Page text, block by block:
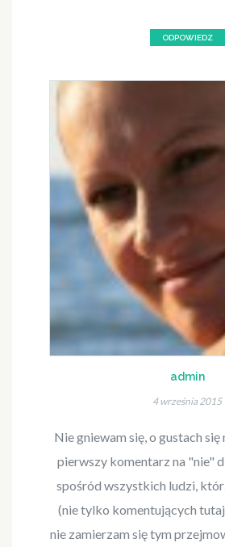
ODPOWIEDZ
admin
4 września 2015
Nie gniewam się, o gustach się
pierwszy komentarz na "nie"
spośród wszystkich ludzi,
(nie tylko komentujących
nie zamierzam się tym